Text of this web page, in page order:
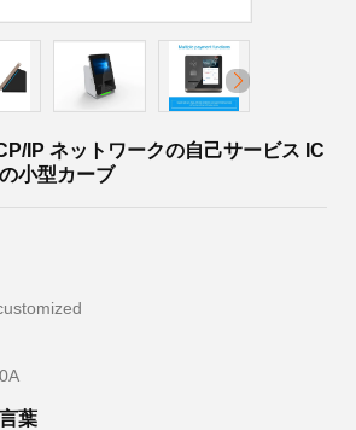
IP ネットワークの自己サービス IC
小型カーブ
葉